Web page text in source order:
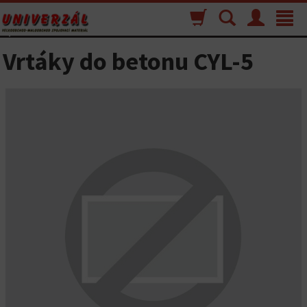
Toggle
Menu
Vyhľadávanie
Nákupný
košík
Vrtáky do betonu CYL-5